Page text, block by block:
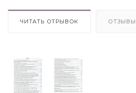
ЧИТАТЬ ОТРЫВОК ОТЗЫВЫ